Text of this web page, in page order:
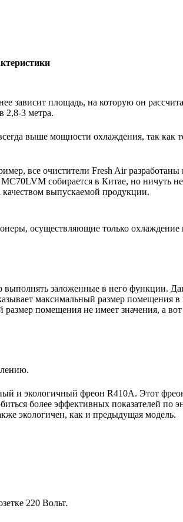
зависит площадь, на которую он
2,8-3 метра.
выше мощности охлаждения, так как
все очистители Fresh Air
собирается в Китае, но ничуть не
выпускаемой продукции.
осуществляющие только
заложенные в него функции.
максимальный размер помещения в
помещения не имеет значения, а
и экологичный фреон R410A. Этот
более эффективных показателей по
экологичен, как и предыдущая модель.
220 Вольт.